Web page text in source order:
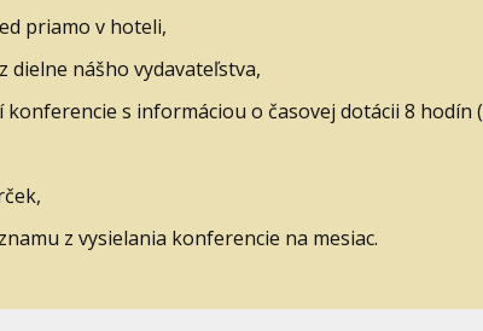
priamo v hoteli,
dielne nášho vydavateľstva,
s informáciou o časovej dotácii 8
z vysielania konferencie na mesiac.